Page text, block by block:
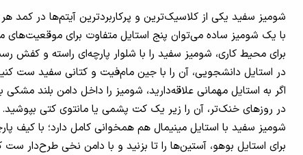
شومیز سفید یکی از کلاسیک‌ترین و پرکاربردترین آیتم‌ها در کمد
با یک شومیز ساده می‌توان پنج استایل متفاوت برای
برای محیط کاری، شومیز سفید را با شلوار پارچه‌ای راسته و کفش
در استایل دانشجویی، آن را با جین مام‌فیت و کتانی سفید ست
اگر به استایل مهمانی علاقه‌دارید، شومیز را داخل دامن بلند
در روزهای خنک‌تر، آن را زیر یک کت پشمی یا مانتوی کتی بپوشید.
شومیز سفید با استایل مینیمال هم همخوانی کامل دارد؛ با کیف
برای استایل بوهو، آستین‌ها را تا بزنید و با دامن نخی طرح‌دار ست